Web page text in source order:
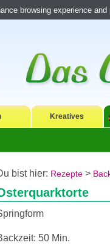
Kreatives
bist hier: Rezepte >
50 Min.
browsing experience